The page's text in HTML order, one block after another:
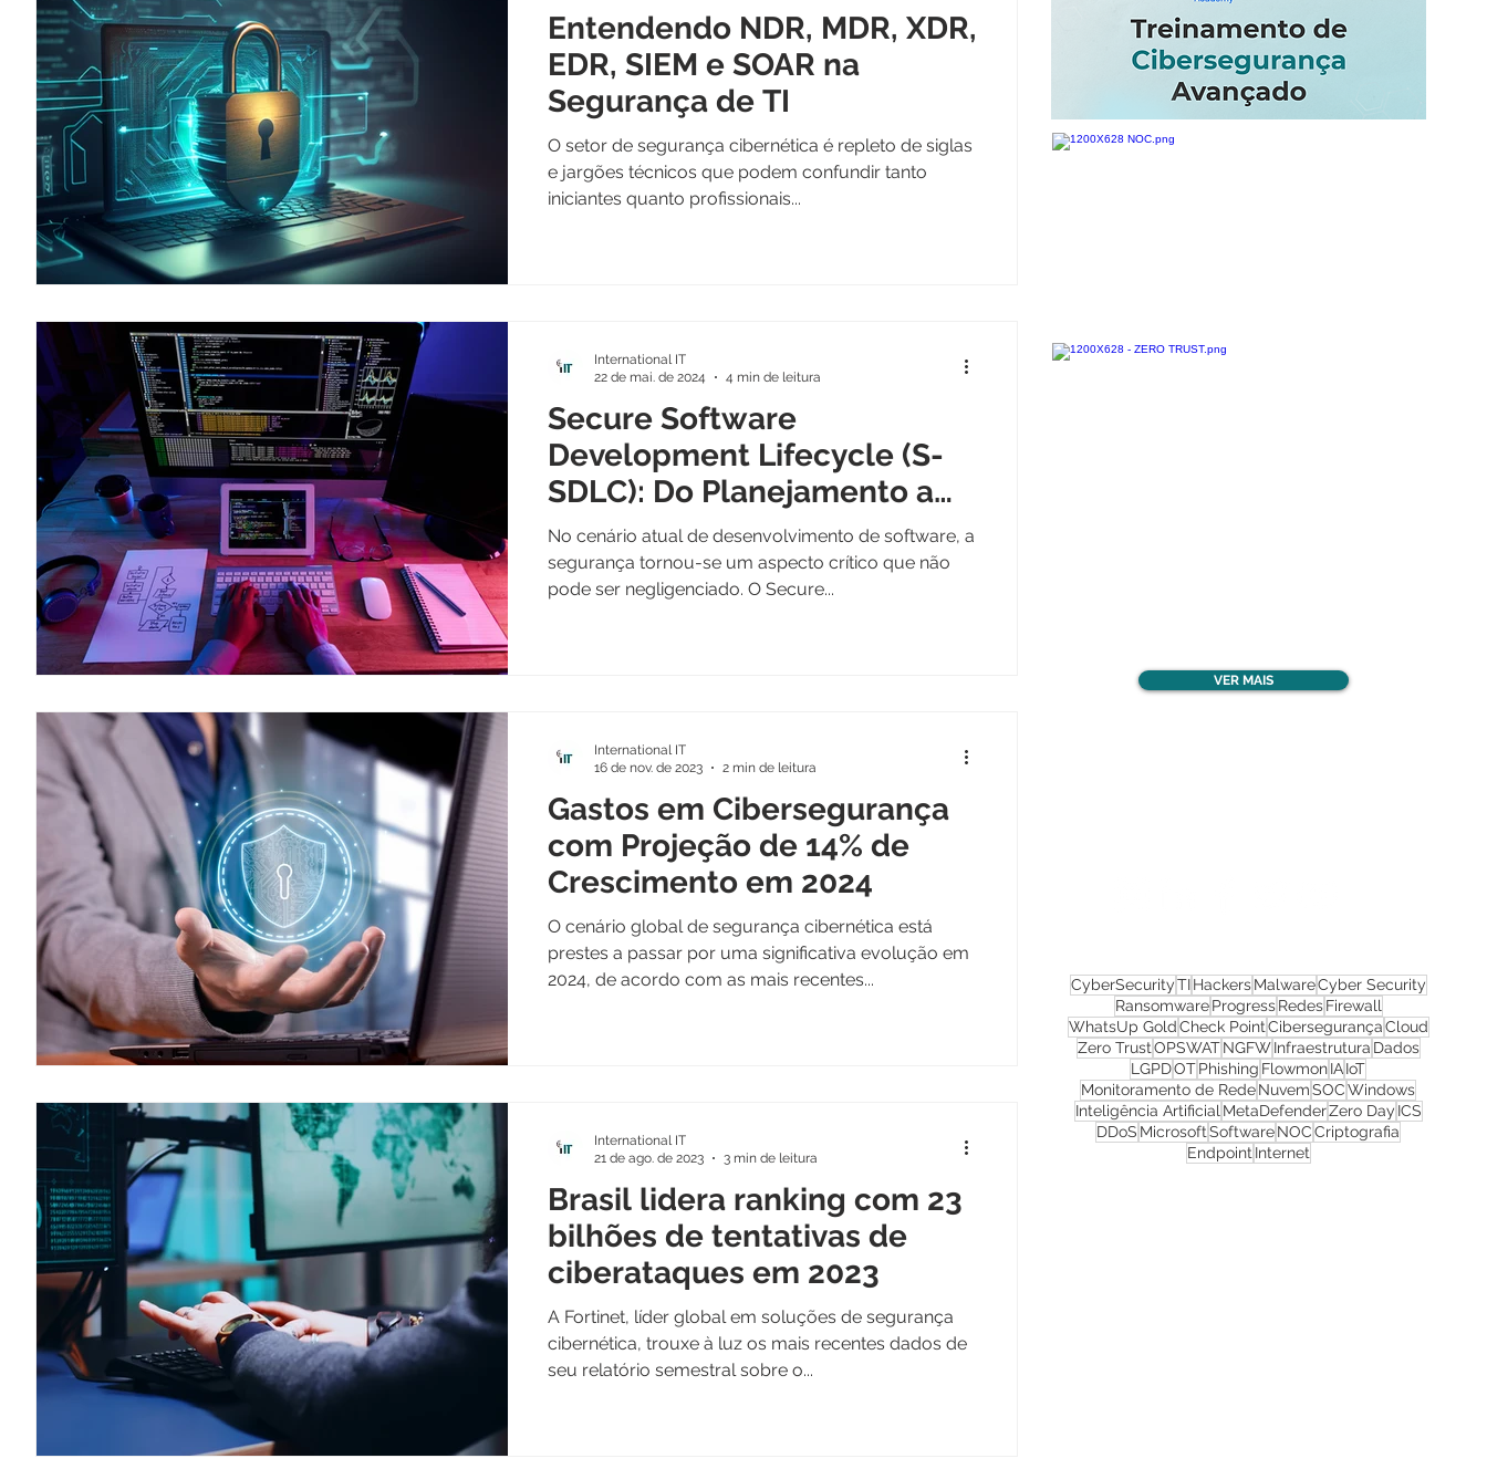
Entendendo NDR, MDR, XDR,
EDR, SIEM e SOAR na
Segurança de TI
O setor de segurança cibernética é repleto de siglas
e jargões técnicos que podem confundir tanto
iniciantes quanto profissionais...
Secure Software
Development Lifecycle (S-
SDLC): Do Planejamento a
Manutenção
No cenário atual de desenvolvimento de software, a
segurança tornou-se um aspecto crítico que não
pode ser negligenciado. O Secure...
International IT
22 de mai. de 2024
4 min de leitura
Gastos em Cibersegurança
com Projeção de 14% de
Crescimento em 2024
O cenário global de segurança cibernética está
prestes a passar por uma significativa evolução em
2024, de acordo com as mais recentes...
International IT
16 de nov. de 2023
2 min de leitura
Brasil lidera ranking com 23
bilhões de tentativas de
ciberataques em 2023
A Fortinet, líder global em soluções de segurança
cibernética, trouxe à luz os mais recentes dados de
seu relatório semestral sobre o...
International IT
21 de ago. de 2023
3 min de leitura
VER MAIS
CyberSecurityTI Hackers MalwareCyber Security
Ransomware Progress Redes Firewall
WhatsUp GoldCheck PointCibersegurançaCloud
Zero TrustOPSWAT NGFW Infraestrutura Dados
LGPDOTPhishing FlowmonIAIoT
Monitoramento de RedeNuvemSOCWindows
Inteligência Artificial MetaDefenderZero Day ICS
DDoS MicrosoftSoftwareNOCCriptografia
Endpoint Internet